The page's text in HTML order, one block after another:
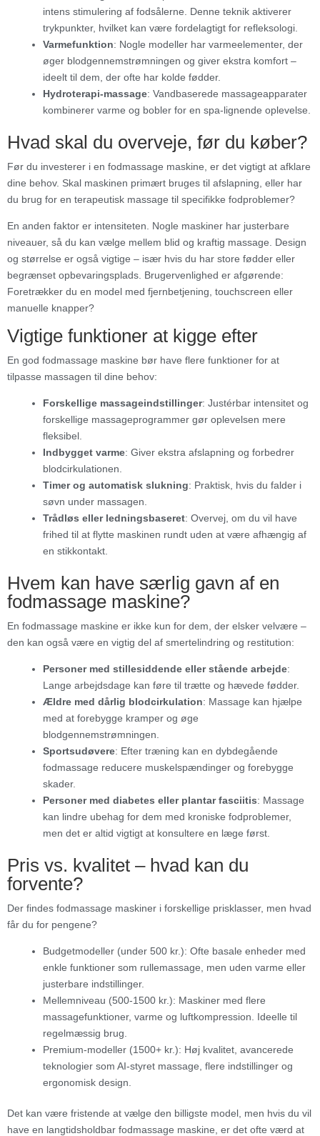
intens stimulering af fodsålerne. Denne teknik aktiverer
trykpunkter, hvilket kan være fordelagtigt for refleksologi.
Varmefunktion: Nogle modeller har varmeelementer, der
øger blodgennemstrømningen og giver ekstra komfort –
ideelt til dem, der ofte har kolde fødder.
Hydroterapi-massage: Vandbaserede massageapparater
kombinerer varme og bobler for en spa-lignende oplevelse.
Hvad skal du overveje, før du køber?
Før du investerer i en fodmassage maskine, er det vigtigt at afklare
dine behov. Skal maskinen primært bruges til afslapning, eller har
du brug for en terapeutisk massage til specifikke fodproblemer?
En anden faktor er intensiteten. Nogle maskiner har justerbare
niveauer, så du kan vælge mellem blid og kraftig massage. Design
og størrelse er også vigtige – især hvis du har store fødder eller
begrænset opbevaringsplads. Brugervenlighed er afgørende:
Foretrækker du en model med fjernbetjening, touchscreen eller
manuelle knapper?
Vigtige funktioner at kigge efter
En god fodmassage maskine bør have flere funktioner for at
tilpasse massagen til dine behov:
Forskellige massageindstillinger: Justérbar intensitet og
forskellige massageprogrammer gør oplevelsen mere
fleksibel.
Indbygget varme: Giver ekstra afslapning og forbedrer
blodcirkulationen.
Timer og automatisk slukning: Praktisk, hvis du falder i
søvn under massagen.
Trådløs eller ledningsbaseret: Overvej, om du vil have
frihed til at flytte maskinen rundt uden at være afhængig af
en stikkontakt.
Hvem kan have særlig gavn af en
fodmassage maskine?
En fodmassage maskine er ikke kun for dem, der elsker velvære –
den kan også være en vigtig del af smertelindring og restitution:
Personer med stillesiddende eller stående arbejde:
Lange arbejdsdage kan føre til trætte og hævede fødder.
Ældre med dårlig blodcirkulation: Massage kan hjælpe
med at forebygge kramper og øge
blodgennemstrømningen.
Sportsudøvere: Efter træning kan en dybdegående
fodmassage reducere muskelspændinger og forebygge
skader.
Personer med diabetes eller plantar fasciitis: Massage
kan lindre ubehag for dem med kroniske fodproblemer,
men det er altid vigtigt at konsultere en læge først.
Pris vs. kvalitet – hvad kan du
forvente?
Der findes fodmassage maskiner i forskellige prisklasser, men hvad
får du for pengene?
Budgetmodeller (under 500 kr.): Ofte basale enheder med
enkle funktioner som rullemassage, men uden varme eller
justerbare indstillinger.
Mellemniveau (500-1500 kr.): Maskiner med flere
massagefunktioner, varme og luftkompression. Ideelle til
regelmæssig brug.
Premium-modeller (1500+ kr.): Høj kvalitet, avancerede
teknologier som AI-styret massage, flere indstillinger og
ergonomisk design.
Det kan være fristende at vælge den billigste model, men hvis du vil
have en langtidsholdbar fodmassage maskine, er det ofte værd at